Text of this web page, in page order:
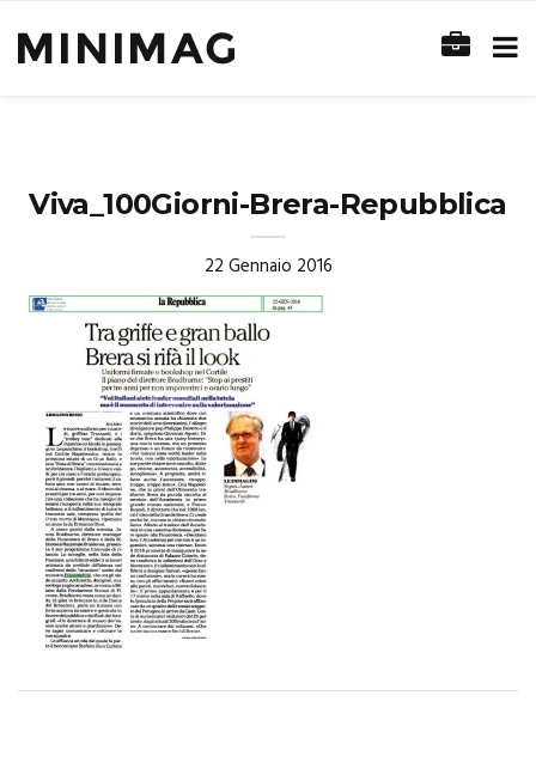
Viva_100Giorni-Brera-Repubblica
22 Gennaio 2016